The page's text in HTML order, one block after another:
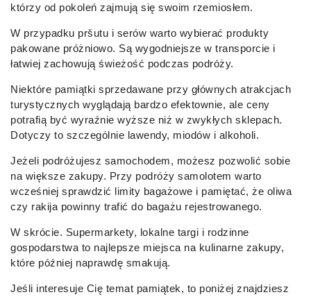
którzy od pokoleń zajmują się swoim rzemiosłem.
W przypadku pršutu i serów warto wybierać produkty
pakowane próżniowo. Są wygodniejsze w transporcie i
łatwiej zachowują świeżość podczas podróży.
Niektóre pamiątki sprzedawane przy głównych atrakcjach
turystycznych wyglądają bardzo efektownie, ale ceny
potrafią być wyraźnie wyższe niż w zwykłych sklepach.
Dotyczy to szczególnie lawendy, miodów i alkoholi.
Jeżeli podróżujesz samochodem, możesz pozwolić sobie
na większe zakupy. Przy podróży samolotem warto
wcześniej sprawdzić limity bagażowe i pamiętać, że oliwa
czy rakija powinny trafić do bagażu rejestrowanego.
W skrócie. Supermarkety, lokalne targi i rodzinne
gospodarstwa to najlepsze miejsca na kulinarne zakupy,
które później naprawdę smakują.
Jeśli interesuje Cię temat pamiątek, to poniżej znajdziesz